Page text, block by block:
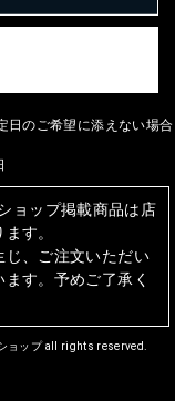
日のご希望に添えない場合
ョップ掲載商品は店
す。
じ、ご注文いただい
す。予めご了承く
ョップ all rights reserved.